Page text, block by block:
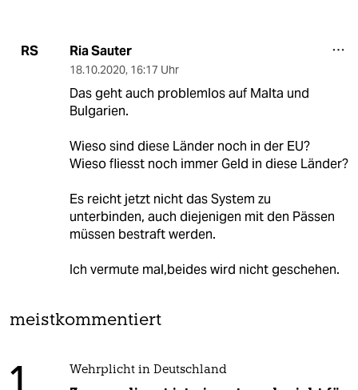
RS Ria Sauter
18.10.2020, 16:17 Uhr
Das geht auch problemlos auf Malta und
Bulgarien.
Wieso sind diese Länder noch in der EU?
Wieso fliesst noch immer Geld in diese Länder?
Es reicht jetzt nicht das System zu
unterbinden, auch diejenigen mit den Pässen
müssen bestraft werden.
Ich vermute mal,beides wird nicht geschehen.
meistkommentiert
Wehrplicht in Deutschland